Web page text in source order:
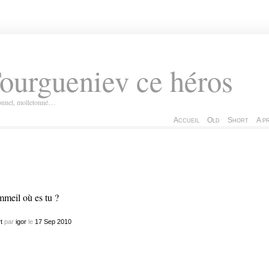
ce héros
molletonné…
Accueil Old Short A
où es tu ?
par igorle 17 Sep 2010